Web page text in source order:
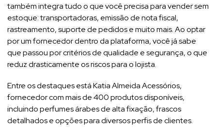
também integra tudo o que você precisa para vender sem
estoque: transportadoras, emissão de nota fiscal,
rastreamento, suporte de pedidos e muito mais. Ao optar
por um fornecedor dentro da plataforma, você já sabe
que passou por critérios de qualidade e segurança, o que
reduz drasticamente os riscos para o lojista.
Entre os destaques está Katia Almeida Acessórios,
fornecedor com mais de 400 produtos disponíveis,
incluindo perfumes árabes de alta fixação, frascos
detalhados e opções para diversos perfis de clientes.